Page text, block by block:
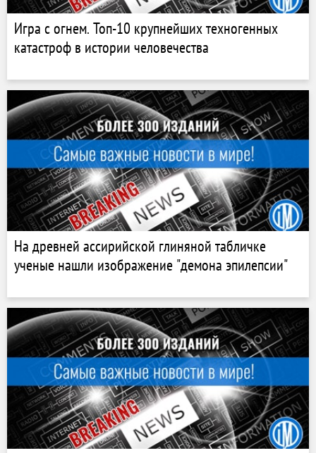
Игра с огнем. Топ-10 крупнейших техногенных
катастроф в истории человечества
На древней ассирийской глиняной табличке
ученые нашли изображение "демона эпилепсии"